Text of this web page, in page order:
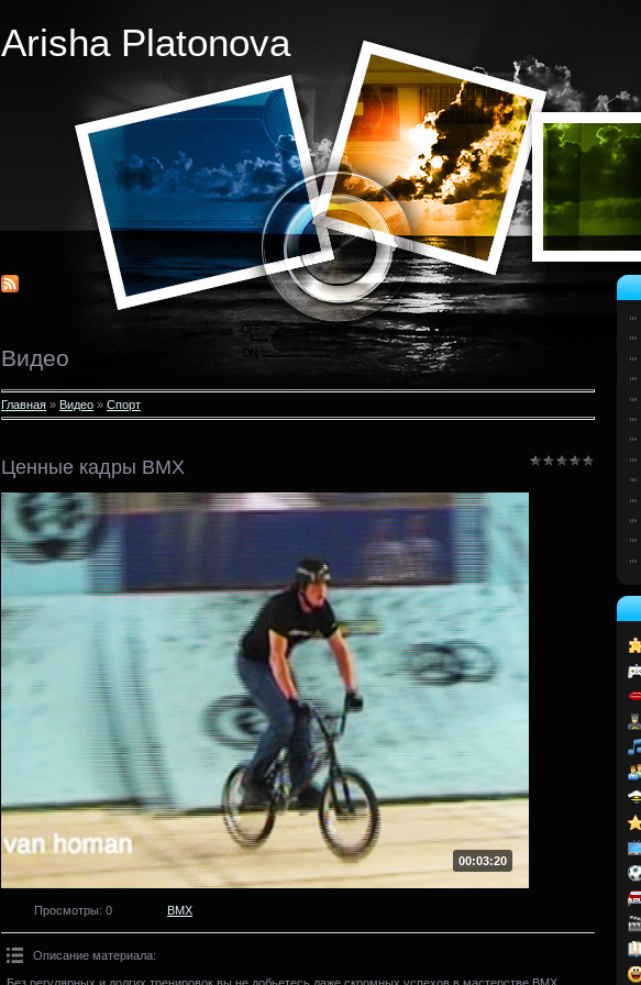
Arisha Platonova
Видео
Главная » Видео » Спорт
Ценные кадры BMX
00:03:20
Просмотры: 0 BMX
Описание материала:
Без регулярных и долгих тренировок вы не добьетесь даже скромных успехов в мастерстве BMX.